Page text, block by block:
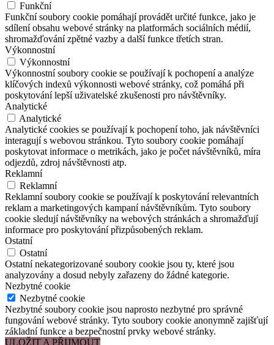
Funkční
Funkční soubory cookie pomáhají provádět určité funkce, jako je
sdílení obsahu webové stránky na platformách sociálních médií,
shromažďování zpětné vazby a další funkce třetích stran.
Výkonnostní
Výkonnostní
Výkonnostní soubory cookie se používají k pochopení a analýze
klíčových indexů výkonnosti webové stránky, což pomáhá při
poskytování lepší uživatelské zkušenosti pro návštěvníky.
Analytické
Analytické
Analytické cookies se používají k pochopení toho, jak návštěvníci
interagují s webovou stránkou. Tyto soubory cookie pomáhají
poskytovat informace o metrikách, jako je počet návštěvníků, míra
odjezdů, zdroj návštěvnosti atp.
Reklamní
Reklamní
Reklamní soubory cookie se používají k poskytování relevantních
reklam a marketingových kampaní návštěvníkům. Tyto soubory
cookie sledují návštěvníky na webových stránkách a shromažďují
informace pro poskytování přizpůsobených reklam.
Ostatní
Ostatní
Ostatní nekategorizované soubory cookie jsou ty, které jsou
analyzovány a dosud nebyly zařazeny do žádné kategorie.
Nezbytné cookie
Nezbytné cookie
Nezbytné soubory cookie jsou naprosto nezbytné pro správné
fungování webové stránky. Tyto soubory cookie anonymně zajišťují
základní funkce a bezpečnostní prvky webové stránky.
ULOŽIT A PŘIJMOUT